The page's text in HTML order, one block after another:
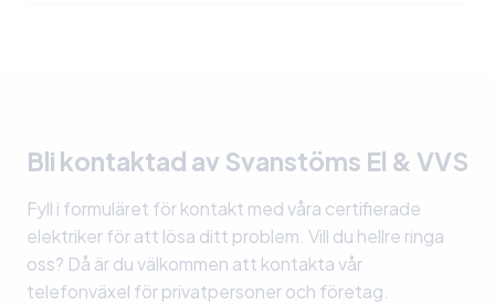
Bli kontaktad av Svanstöms El & VVS
Fyll i formuläret för kontakt med våra certifierade
elektriker för att lösa ditt problem. Vill du hellre ringa
oss? Då är du välkommen att kontakta vår
telefonväxel för privatpersoner och företag.